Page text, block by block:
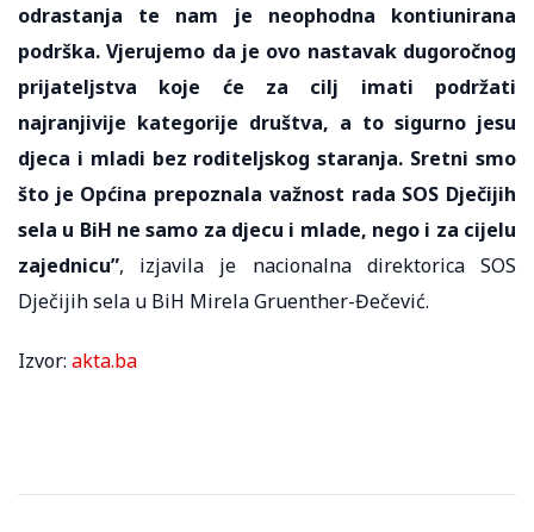
odrastanja te nam je neophodna kontiunirana
podrška. Vjerujemo da je ovo nastavak dugoročnog
prijateljstva koje će za cilj imati podržati
najranjivije kategorije društva, a to sigurno jesu
djeca i mladi bez roditeljskog staranja. Sretni smo
što je Općina prepoznala važnost rada SOS Dječijih
sela u BiH ne samo za djecu i mlade, nego i za cijelu
zajednicu”, izjavila je nacionalna direktorica SOS
Dječijih sela u BiH Mirela Gruenther-Đečević.
Izvor: akta.ba